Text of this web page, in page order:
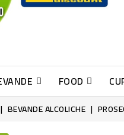
FOOD
BEVANDE ALCOLICHE